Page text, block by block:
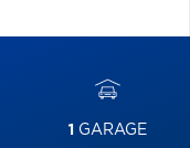
1 GARAGE